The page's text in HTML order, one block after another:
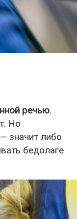
речью.
Но
значит либо
бедолаге